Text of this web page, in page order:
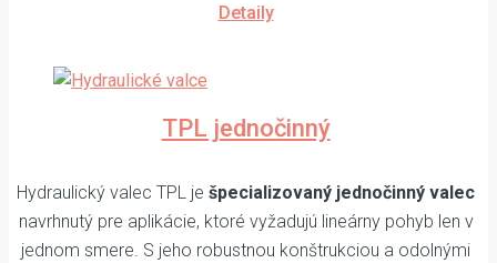
Detaily
TPL jednočinný
Hydraulický valec TPL je špecializovaný jednočinný valec
navrhnutý pre aplikácie, ktoré vyžadujú lineárny pohyb len v
jednom smere. S jeho robustnou konštrukciou a odolnými